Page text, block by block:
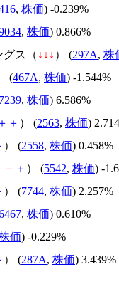
, 株価) -0.239%
, 株価) 0.866%
グス（ ↓ ↓ ↓ ） (297A, 株
(467A, 株価) -1.544%
7239, 株価) 6.586%
＋ ） (2563, 株価)
） (2558, 株価) 0.458%
－ ＋ ） (5542, 株価) -
） (7744, 株価) 2.257%
, 株価) 0.610%
価) -0.229%
） (287A, 株価) 3.439%